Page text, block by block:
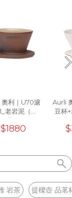
利｜U70濾
老岩泥（上
釉）
$1880
Aurli
豆杯
+白
濾杯
岩茶 提樑壺 品茗